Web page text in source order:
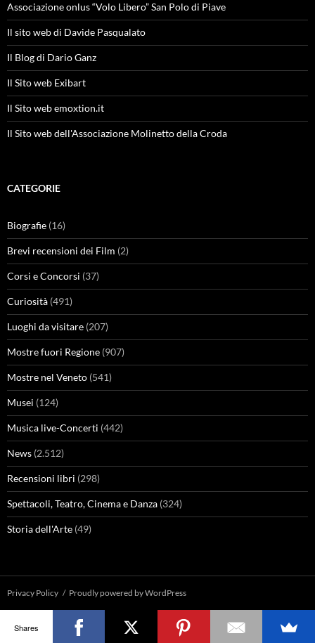
Associazione onlus “Volo Libero” San Polo di Piave
Il sito web di Davide Pasqualato
Il Blog di Dario Ganz
Il Sito web Exibart
Il Sito web emoxtion.it
Il Sito web dell'Associazione Molinetto della Croda
CATEGORIE
Biografie (16)
Brevi recensioni dei Film (2)
Corsi e Concorsi (37)
Curiosità (491)
Luoghi da visitare (207)
Mostre fuori Regione (907)
Mostre nel Veneto (541)
Musei (124)
Musica live-Concerti (442)
News (2.512)
Recensioni libri (298)
Spettacoli, Teatro, Cinema e Danza (324)
Storia dell'Arte (49)
Privacy Policy Proudly powered by WordPress
Shares